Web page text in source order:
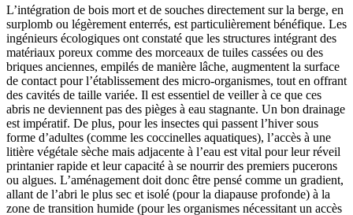
L’intégration de bois mort et de souches directement sur la berge, en
surplomb ou légèrement enterrés, est particulièrement bénéfique. Les
ingénieurs écologiques ont constaté que les structures intégrant des
matériaux poreux comme des morceaux de tuiles cassées ou des
briques anciennes, empilés de manière lâche, augmentent la surface
de contact pour l’établissement des micro-organismes, tout en offrant
des cavités de taille variée. Il est essentiel de veiller à ce que ces
abris ne deviennent pas des pièges à eau stagnante. Un bon drainage
est impératif. De plus, pour les insectes qui passent l’hiver sous
forme d’adultes (comme les coccinelles aquatiques), l’accès à une
litière végétale sèche mais adjacente à l’eau est vital pour leur réveil
printanier rapide et leur capacité à se nourrir des premiers pucerons
ou algues. L’aménagement doit donc être pensé comme un gradient,
allant de l’abri le plus sec et isolé (pour la diapause profonde) à la
zone de transition humide (pour les organismes nécessitant un accès